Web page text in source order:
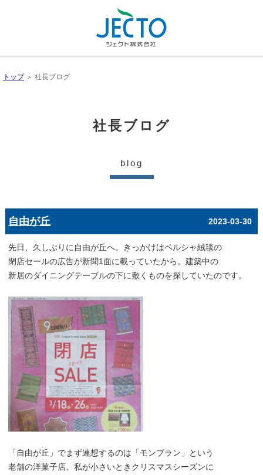
トップ＞ 社長ブログ
社長ブログ
blog
自由が丘 2023-03-30
先日、久しぶりに自由が丘へ。きっかけはペルシャ絨毯の
閉店セールの広告が新聞1面に載っていたから。建築中の
新居のダイニングテーブルの下に敷くものを探していたのです。
「自由が丘」でまず連想するのは「モンブラン」という
老舗の洋菓子店。私が小さいときクリスマスシーズンに